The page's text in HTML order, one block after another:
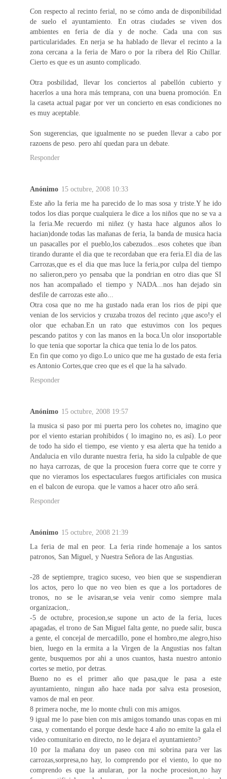
Con respecto al recinto ferial, no se cómo anda de disponibilidad
de suelo el ayuntamiento. En otras ciudades se viven dos
ambientes en feria de día y de noche. Cada una con sus
particularidades. En nerja se ha hablado de llevar el recinto a la
zona cercana a la feria de Maro o por la ribera del Río Chillar.
Cierto es que es un asunto complicado.
Otra posbilidad, llevar los conciertos al pabellón cubierto y
hacerlos a una hora más temprana, con una buena promoción. En
la caseta actual pagar por ver un concierto en esas condiciones no
es muy aceptable.
Son sugerencias, que igualmente no se pueden llevar a cabo por
razoens de peso. pero ahí quedan para un debate.
Responder
Anónimo 15 octubre, 2008 10:33
Este año la feria me ha parecido de lo mas sosa y triste.Y he ido
todos los dias porque cualquiera le dice a los niños que no se va a
la feria.Me recuerdo mi niñez (y hasta hace algunos años lo
hacian)donde todas las mañanas de feria, la banda de musica hacia
un pasacalles por el pueblo,los cabezudos...esos cohetes que iban
tirando durante el dia que te recordaban que era feria.El dia de las
Carrozas,que es el dia que mas luce la feria,por culpa del tiempo
no salieron,pero yo pensaba que la pondrian en otro dias que SI
nos han acompañado el tiempo y NADA...nos han dejado sin
desfile de carrozas este año...
Otra cosa que no me ha gustado nada eran los rios de pipi que
venian de los servicios y cruzaba trozos del recinto ¡que asco!y el
olor que echaban.En un rato que estuvimos con los peques
pescando patitos y con las manos en la boca.Un olor insoportable
lo que tenia que soportar la chica que tenia lo de los patos.
En fin que como yo digo.Lo unico que me ha gustado de esta feria
es Antonio Cortes,que creo que es el que la ha salvado.
Responder
Anónimo 15 octubre, 2008 19:57
la musica si paso por mi puerta pero los cohetes no, imagino que
por el viento estarian prohibidos ( lo imagino no, es así). Lo peor
de todo ha sido el tiempo, ese viento y esa alerta que ha tenido a
Andalucia en vilo durante nuestra feria, ha sido la culpable de que
no haya carrozas, de que la procesion fuera corre que te corre y
que no vieramos los espectaculares fuegos artificiales con musica
en el balcon de europa. que le vamos a hacer otro año será.
Responder
Anónimo 15 octubre, 2008 21:39
La feria de mal en peor. La feria rinde homenaje a los santos
patronos, San Miguel, y Nuestra Señora de las Angustias.
-28 de septiempre, tragico suceso, veo bien que se suspendieran
los actos, pero lo que no veo bien es que a los portadores de
tronos, no se le avisaran,se veia venir como siempre mala
organizacion,.
-5 de octubre, procesion,se supone un acto de la feria, luces
apagadas, el trono de San Miguel falta gente, no puede salir, busca
a gente, el concejal de mercadillo, pone el hombro,me alegro,hiso
bien, luego en la ermita a la Virgen de la Angustias nos faltan
gente, busquemos por ahi a unos cuantos, hasta nuestro antonio
cortes se metio, por detras.
Bueno no es el primer año que pasa,que le pasa a este
ayuntamiento, ningun año hace nada por salva esta prosesion,
vamos de mal en peor.
8 primera noche, me lo monte chuli con mis amigos.
9 igual me lo pase bien con mis amigos tomando unas copas en mi
casa, y comentando el porque desde hace 4 año no emite la gala el
video comunitario en directo, no le dejara el ayuntamiento?
10 por la mañana doy un paseo con mi sobrina para ver las
carrozas,sorpresa,no hay, lo comprendo por el viento, lo que no
comprendo es que la anularan, por la noche procesion,no hay